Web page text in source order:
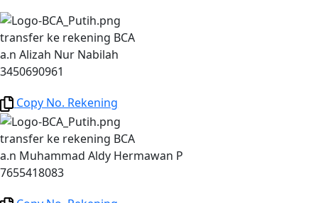
transfer ke rekening BCA
a.n Alizah Nur Nabilah
3450690961
Copy No. Rekening
transfer ke rekening BCA
a.n Muhammad Aldy Hermawan P
7655418083